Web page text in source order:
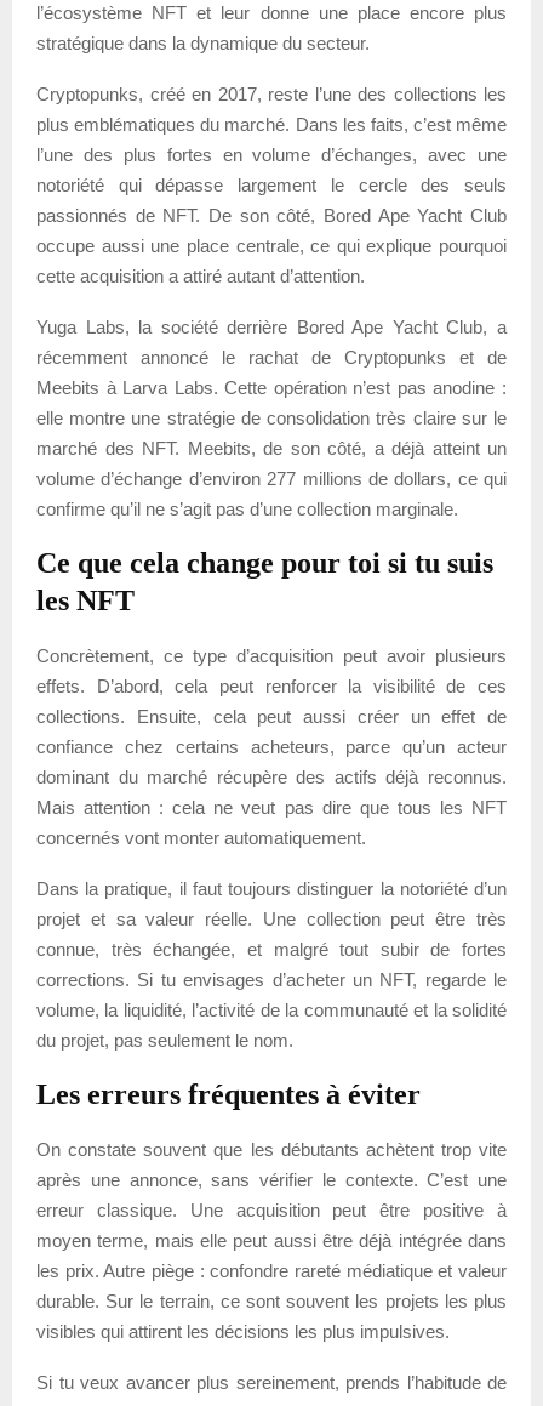
l’écosystème NFT et leur donne une place encore plus
stratégique dans la dynamique du secteur.
Cryptopunks, créé en 2017, reste l’une des collections les
plus emblématiques du marché. Dans les faits, c’est même
l’une des plus fortes en volume d’échanges, avec une
notoriété qui dépasse largement le cercle des seuls
passionnés de NFT. De son côté, Bored Ape Yacht Club
occupe aussi une place centrale, ce qui explique pourquoi
cette acquisition a attiré autant d’attention.
Yuga Labs, la société derrière Bored Ape Yacht Club, a
récemment annoncé le rachat de Cryptopunks et de
Meebits à Larva Labs. Cette opération n’est pas anodine :
elle montre une stratégie de consolidation très claire sur le
marché des NFT. Meebits, de son côté, a déjà atteint un
volume d’échange d’environ 277 millions de dollars, ce qui
confirme qu’il ne s’agit pas d’une collection marginale.
Ce que cela change pour toi si tu suis
les NFT
Concrètement, ce type d’acquisition peut avoir plusieurs
effets. D’abord, cela peut renforcer la visibilité de ces
collections. Ensuite, cela peut aussi créer un effet de
confiance chez certains acheteurs, parce qu’un acteur
dominant du marché récupère des actifs déjà reconnus.
Mais attention : cela ne veut pas dire que tous les NFT
concernés vont monter automatiquement.
Dans la pratique, il faut toujours distinguer la notoriété d’un
projet et sa valeur réelle. Une collection peut être très
connue, très échangée, et malgré tout subir de fortes
corrections. Si tu envisages d’acheter un NFT, regarde le
volume, la liquidité, l’activité de la communauté et la solidité
du projet, pas seulement le nom.
Les erreurs fréquentes à éviter
On constate souvent que les débutants achètent trop vite
après une annonce, sans vérifier le contexte. C’est une
erreur classique. Une acquisition peut être positive à
moyen terme, mais elle peut aussi être déjà intégrée dans
les prix. Autre piège : confondre rareté médiatique et valeur
durable. Sur le terrain, ce sont souvent les projets les plus
visibles qui attirent les décisions les plus impulsives.
Si tu veux avancer plus sereinement, prends l’habitude de